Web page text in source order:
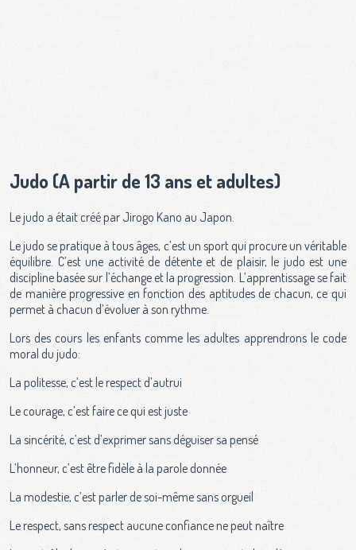
Judo (A partir de 13 ans et adultes)
Le judo a était créé par Jirogo Kano au Japon.
Le judo se pratique à tous âges, c’est un sport qui procure un véritable
équilibre. C’est une activité de détente et de plaisir, le judo est une
discipline basée sur l’échange et la progression. L’apprentissage se fait
de manière progressive en fonction des aptitudes de chacun, ce qui
permet à chacun d’évoluer à son rythme.
Lors des cours les enfants comme les adultes apprendrons le code
moral du judo:
La politesse, c’est le respect d’autrui
Le courage, c’est faire ce qui est juste
La sincérité, c’est d’exprimer sans déguiser sa pensé
L’honneur, c’est être fidèle à la parole donnée
La modestie, c’est parler de soi-même sans orgueil
Le respect, sans respect aucune confiance ne peut naître